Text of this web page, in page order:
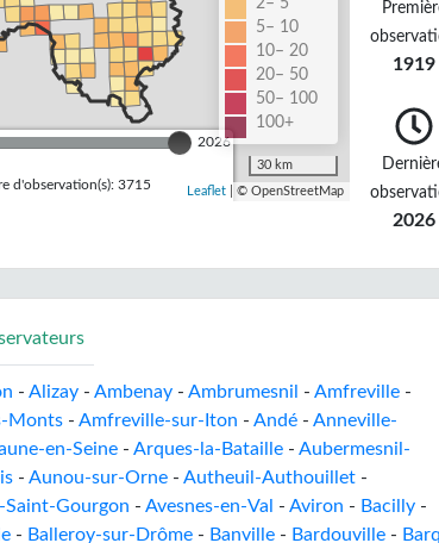
2026
d'observation(s): 3715
2– 5
5– 10
10– 20
20– 50
50– 100
100+
30 km
Leaflet| © OpenStreetMap
1919
2026
- Alizay - Ambenay - Ambrumesnil - Amfreville -
Monts - Amfreville-sur-Iton - Andé - Anneville-
en-Seine - Arques-la-Bataille - Aubermesnil-
- Aunou-sur-Orne - Autheuil-Authouillet -
Saint-Gourgon - Avesnes-en-Val - Aviron - Bacilly -
- Balleroy-sur-Drôme - Banville - Bardouville -